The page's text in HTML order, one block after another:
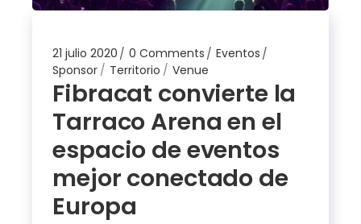
21 julio 2020 0 Comments
Eventos
Sponsor
Territorio Venue
Fibracat convierte la
Tarraco Arena en el
espacio de eventos
mejor conectado de
Europa